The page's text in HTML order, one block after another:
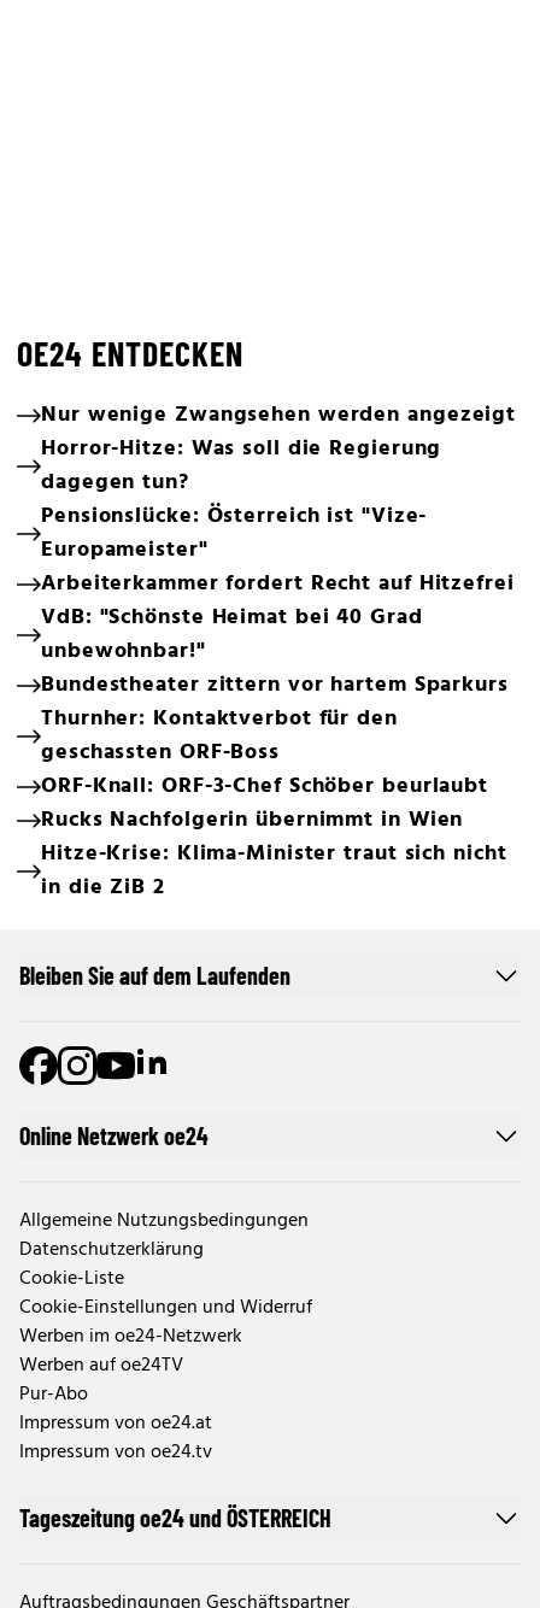
OE24 ENTDECKEN
Nur wenige Zwangsehen werden angezeigt
Horror-Hitze: Was soll die Regierung
dagegen tun?
Pensionslücke: Österreich ist "Vize-
Europameister"
Arbeiterkammer fordert Recht auf Hitzefrei
VdB: "Schönste Heimat bei 40 Grad
unbewohnbar!"
Bundestheater zittern vor hartem Sparkurs
Thurnher: Kontaktverbot für den
geschassten ORF-Boss
ORF-Knall: ORF-3-Chef Schöber beurlaubt
Rucks Nachfolgerin übernimmt in Wien
Hitze-Krise: Klima-Minister traut sich nicht
in die ZiB 2
Online Netzwerk oe24
Allgemeine Nutzungsbedingungen
Datenschutzerklärung
Cookie-Liste
Cookie-Einstellungen und Widerruf
Werben im oe24-Netzwerk
Werben auf oe24TV
Pur-Abo
Impressum von oe24.at
Impressum von oe24.tv
Tageszeitung oe24 und ÖSTERREICH
Bleiben Sie auf dem Laufenden